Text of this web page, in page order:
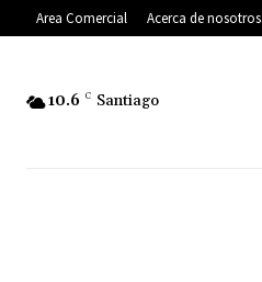
Area Comercial Acerca de nosotros
10.6 C Santiago